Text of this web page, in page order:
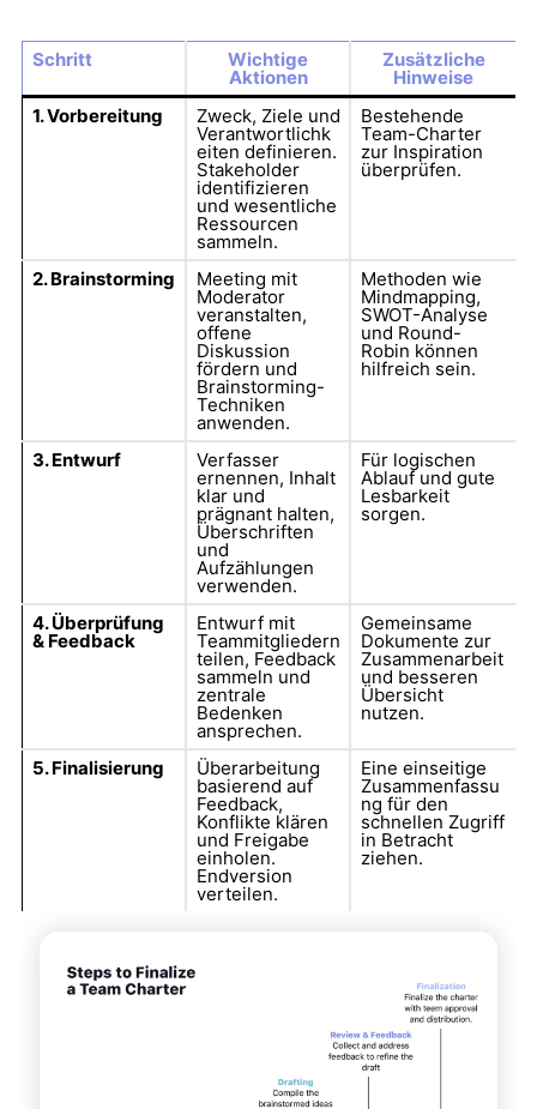
Schritt Wichtige
Aktionen
Zusätzliche
Hinweise
1. Vorbereitung
Zweck, Ziele und
Verantwortlichk
eiten definieren.
Stakeholder
identifizieren
und wesentliche
Ressourcen
sammeln.
Bestehende
Team-Charter
zur Inspiration
überprüfen.
2. Brainstorming Meeting mit
Moderator
veranstalten,
offene
Diskussion
fördern und
Brainstorming-
Techniken
anwenden.
Methoden wie
Mindmapping,
SWOT-Analyse
und Round-
Robin können
hilfreich sein.
3. Entwurf Verfasser
ernennen, Inhalt
klar und
prägnant halten,
Überschriften
und
Aufzählungen
verwenden.
Für logischen
Ablauf und gute
Lesbarkeit
sorgen.
4. Überprüfung
& Feedback
Entwurf mit
Teammitgliedern
teilen, Feedback
sammeln und
zentrale
Bedenken
ansprechen.
Gemeinsame
Dokumente zur
Zusammenarbeit
und besseren
Übersicht
nutzen.
5. Finalisierung Überarbeitung
basierend auf
Feedback,
Konflikte klären
und Freigabe
einholen.
Endversion
verteilen.
Eine einseitige
Zusammenfassu
ng für den
schnellen Zugriff
in Betracht
ziehen.